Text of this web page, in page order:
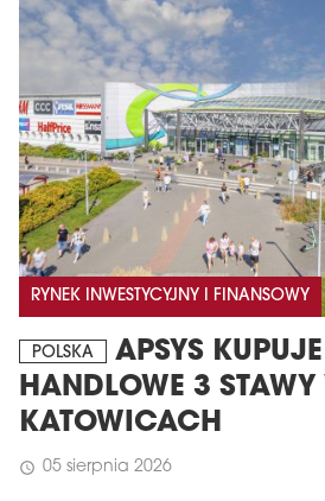
RYNEK INWESTYCYJNY I FINANSOWY
POLSKA
APSYS
HANDLOWE 3 STAWY
KATOWICACH
schedule 05 sierpnia 2026